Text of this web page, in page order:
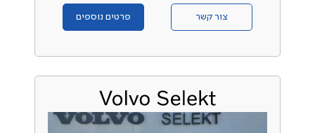
צור קשר פרטים נוספים